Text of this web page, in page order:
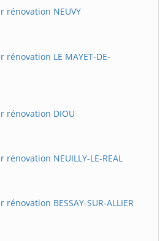
rénovation NEUVY
LE MAYET-DE-
rénovation DIOU
NEUILLY-LE-REAL
BESSAY-SUR-ALLIER